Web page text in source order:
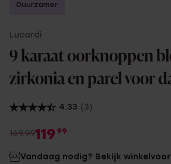
Duurzamer
Lucardi
9 karaat oorknoppen
zirkonia en parel voor
4.33 (3)
169.99119 99
Vandaag nodig? Bekijk